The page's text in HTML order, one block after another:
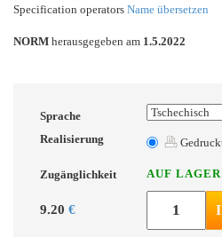
Specification operators Name übersetzen
NORM herausgegeben am 1.5.2022
Sprache
Realisierung
Zugänglichkeit AUF LAGER
9.20 €